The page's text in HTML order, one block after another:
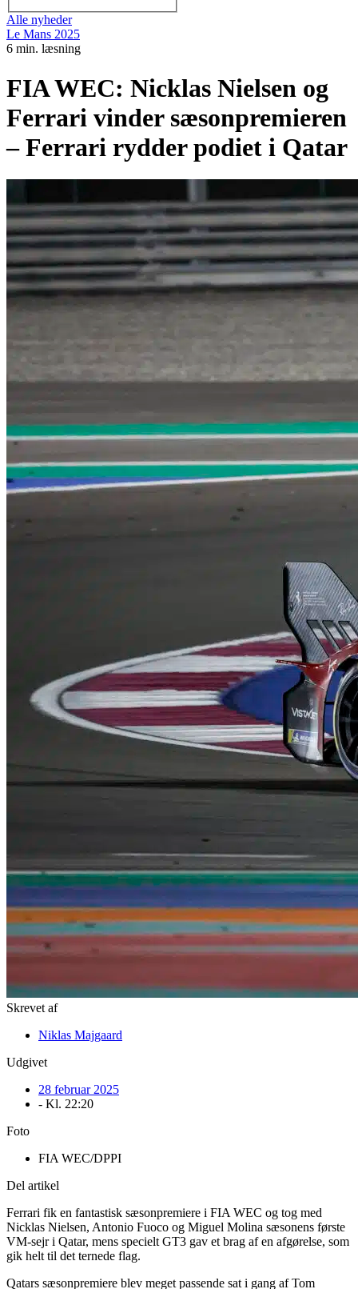
Alle nyheder
Le Mans 2025
6 min. læsning
FIA WEC: Nicklas Nielsen og
Ferrari vinder sæsonpremieren
– Ferrari rydder podiet i Qatar
Skrevet af
Niklas Majgaard
Udgivet
28 februar 2025
- Kl. 22:20
Foto
FIA WEC/DPPI
Del artikel
Ferrari fik en fantastisk sæsonpremiere i FIA WEC og tog med
Nicklas Nielsen, Antonio Fuoco og Miguel Molina sæsonens første
VM-sejr i Qatar, mens specielt GT3 gav et brag af en afgørelse, som
gik helt til det ternede flag.
Qatars sæsonpremiere blev meget passende sat i gang af Tom